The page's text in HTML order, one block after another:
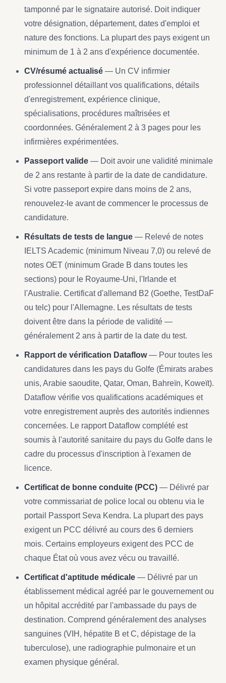
tamponné par le signataire autorisé. Doit indiquer
votre désignation, département, dates d'emploi et
nature des fonctions. La plupart des pays exigent un
minimum de 1 à 2 ans d'expérience documentée.
CV/résumé actualisé — Un CV infirmier
professionnel détaillant vos qualifications, détails
d'enregistrement, expérience clinique,
spécialisations, procédures maîtrisées et
coordonnées. Généralement 2 à 3 pages pour les
infirmières expérimentées.
Passeport valide — Doit avoir une validité minimale
de 2 ans restante à partir de la date de candidature.
Si votre passeport expire dans moins de 2 ans,
renouvelez-le avant de commencer le processus de
candidature.
Résultats de tests de langue — Relevé de notes
IELTS Academic (minimum Niveau 7,0) ou relevé de
notes OET (minimum Grade B dans toutes les
sections) pour le Royaume-Uni, l'Irlande et
l'Australie. Certificat d'allemand B2 (Goethe, TestDaF
ou telc) pour l'Allemagne. Les résultats de tests
doivent être dans la période de validité —
généralement 2 ans à partir de la date du test.
Rapport de vérification Dataflow— Pour toutes les
candidatures dans les pays du Golfe (Émirats arabes
unis, Arabie saoudite, Qatar, Oman, Bahreïn, Koweït).
Dataflow vérifie vos qualifications académiques et
votre enregistrement auprès des autorités indiennes
concernées. Le rapport Dataflow complété est
soumis à l'autorité sanitaire du pays du Golfe dans le
cadre du processus d'inscription à l'examen de
licence.
Certificat de bonne conduite (PCC) — Délivré par
votre commissariat de police local ou obtenu via le
portail Passport Seva Kendra. La plupart des pays
exigent un PCC délivré au cours des 6 derniers
mois. Certains employeurs exigent des PCC de
chaque État où vous avez vécu ou travaillé.
Certificat d'aptitude médicale — Délivré par un
établissement médical agréé par le gouvernement ou
un hôpital accrédité par l'ambassade du pays de
destination. Comprend généralement des analyses
sanguines (VIH, hépatite B et C, dépistage de la
tuberculose), une radiographie pulmonaire et un
examen physique général.